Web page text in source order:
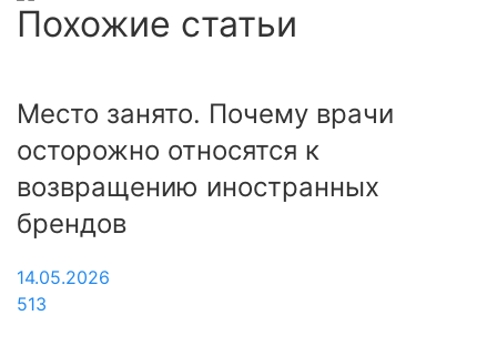
Похожие статьи
Место занято. Почему врачи
осторожно относятся к
возвращению иностранных
брендов
14.05.2026
513